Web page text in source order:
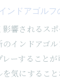
ンドアゴルフ
響されるス
インドアゴ
ーすること
気にするこ